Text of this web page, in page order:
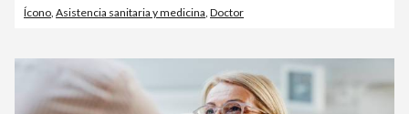
Ícono, Asistencia sanitaria y medicina, Doctor